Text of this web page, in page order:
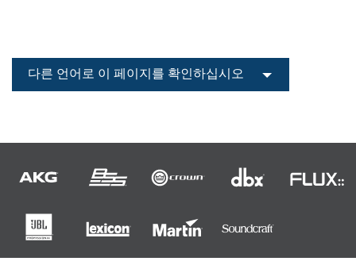
다른 언어로 이 페이지를 확인하십시오